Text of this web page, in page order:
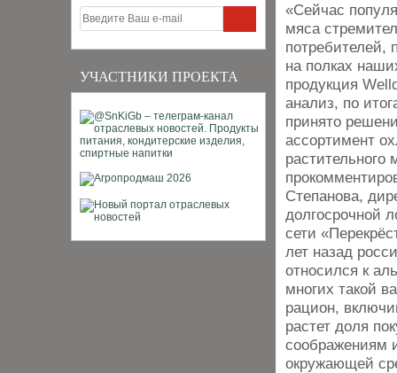
УЧАСТНИКИ ПРОЕКТА
«Сейчас
мяса
потребителей,
на полках
продукция
анализ, по
принято
ассортимент
Степанова,
долгосрочной
сети
лет назад
относился к
многих такой
рацион,
растет доля
соображениям
окружающей